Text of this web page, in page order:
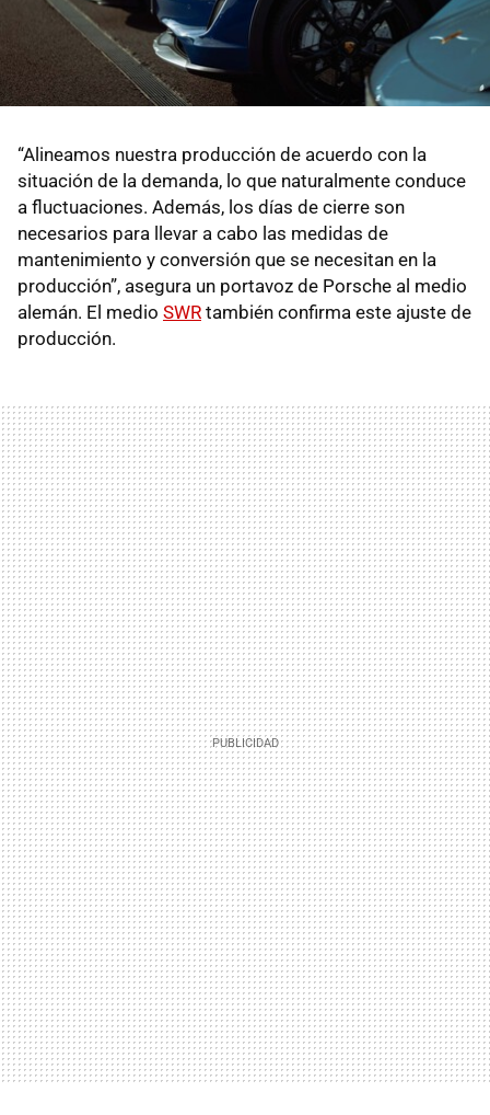
“Alineamos nuestra producción de acuerdo con la
situación de la demanda, lo que naturalmente conduce
a fluctuaciones. Además, los días de cierre son
necesarios para llevar a cabo las medidas de
mantenimiento y conversión que se necesitan en la
producción”, asegura un portavoz de Porsche al medio
alemán. El medio SWR también confirma este ajuste de
producción.